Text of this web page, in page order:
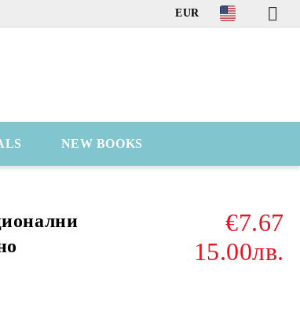
EUR
NEW BOOKS
€7.67
15.00лв.